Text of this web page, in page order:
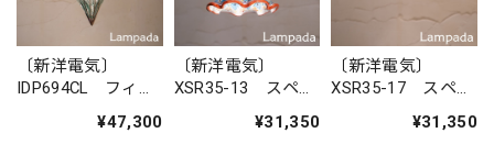
〔新洋電気〕
IDP694CL フィリ
ダントライト¥47,300
〔新洋電気〕
XSR35-13 スペイ
¥31,350
〔新洋電気〕
XSR35-17 スペイ
¥31,350